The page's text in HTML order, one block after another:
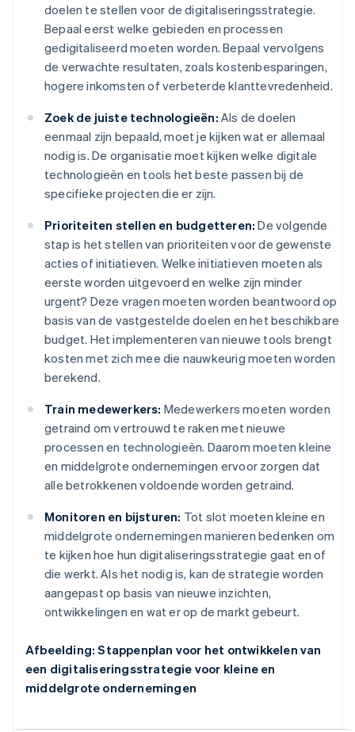
doelen te stellen voor de digitaliseringsstrategie.
Bepaal eerst welke gebieden en processen
gedigitaliseerd moeten worden. Bepaal vervolgens
de verwachte resultaten, zoals kostenbesparingen,
hogere inkomsten of verbeterde klanttevredenheid.
Zoek de juiste technologieën: Als de doelen
eenmaal zijn bepaald, moet je kijken wat er allemaal
nodig is. De organisatie moet kijken welke digitale
technologieën en tools het beste passen bij de
specifieke projecten die er zijn.
Prioriteiten stellen en budgetteren: De volgende
stap is het stellen van prioriteiten voor de gewenste
acties of initiatieven. Welke initiatieven moeten als
eerste worden uitgevoerd en welke zijn minder
urgent? Deze vragen moeten worden beantwoord op
basis van de vastgestelde doelen en het beschikbare
budget. Het implementeren van nieuwe tools brengt
kosten met zich mee die nauwkeurig moeten worden
berekend.
Train medewerkers: Medewerkers moeten worden
getraind om vertrouwd te raken met nieuwe
processen en technologieën. Daarom moeten kleine
en middelgrote ondernemingen ervoor zorgen dat
alle betrokkenen voldoende worden getraind.
Monitoren en bijsturen: Tot slot moeten kleine en
middelgrote ondernemingen manieren bedenken om
te kijken hoe hun digitaliseringsstrategie gaat en of
die werkt. Als het nodig is, kan de strategie worden
aangepast op basis van nieuwe inzichten,
ontwikkelingen en wat er op de markt gebeurt.
Afbeelding: Stappenplan voor het ontwikkelen van
een digitaliseringsstrategie voor kleine en
middelgrote ondernemingen